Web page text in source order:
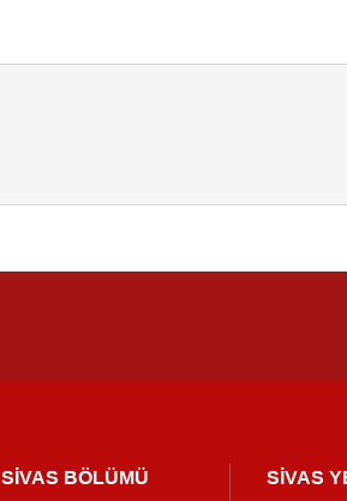
SİVAS BÖLÜMÜ SİVAS